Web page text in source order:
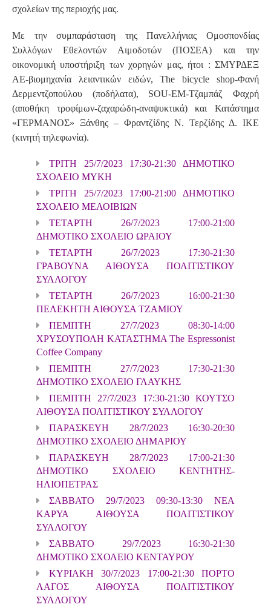
σχολείων της περιοχής μας.
Με την συμπαράσταση της Πανελλήνιας Ομοσπονδίας
Συλλόγων Εθελοντών Αιμοδοτών (ΠΟΣΕΑ) και την
οικονομική υποστήριξη των χορηγών μας, ήτοι : ΣΜΥΡΔΕΞ
ΑΕ-βιομηχανία λειαντικών ειδών, The bicycle shop-Φανή
Δερμεντζοπούλου (ποδήλατα), SOU-EM-Τζαμπάζ Φαχρή
(αποθήκη τροφίμων-ζαχαρώδη-αναψυκτικά) και Κατάστημα
«ΓΕΡΜΑΝΟΣ» Ξάνθης – Φραντζίδης Ν. Τερζίδης Δ. ΙΚΕ
(κινητή τηλεφωνία).
ΤΡΙΤΗ 25/7/2023 17:30-21:30 ΔΗΜΟΤΙΚΟ
ΣΧΟΛΕΙΟ ΜΥΚΗ
ΤΡΙΤΗ 25/7/2023 17:00-21:00 ΔΗΜΟΤΙΚΟ
ΣΧΟΛΕΙΟ ΜΕΛΟΙΒΙΩΝ
ΤΕΤΑΡΤΗ 26/7/2023 17:00-21:00
ΔΗΜΟΤΙΚΟ ΣΧΟΛΕΙΟ ΩΡΑΙΟΥ
ΤΕΤΑΡΤΗ 26/7/2023 17:30-21:30
ΓΡΑΒΟΥΝΑ ΑΙΘΟΥΣΑ ΠΟΛΙΤΙΣΤΙΚΟΥ
ΣΥΛΛΟΓΟΥ
ΤΕΤΑΡΤΗ 26/7/2023 16:00-21:30
ΠΕΛΕΚΗΤΗ ΑΙΘΟΥΣΑ ΤΖΑΜΙΟΥ
ΠΕΜΠΤΗ 27/7/2023 08:30-14:00
ΧΡΥΣΟΥΠΟΛΗ ΚΑΤΑΣΤΗΜΑ The Espressonist
Coffee Company
ΠΕΜΠΤΗ 27/7/2023 17:30-21:30
ΔΗΜΟΤΙΚΟ ΣΧΟΛΕΙΟ ΓΛΑΥΚΗΣ
ΠΕΜΠΤΗ 27/7/2023 17:30-21:30 ΚΟΥΤΣΟ
ΑΙΘΟΥΣΑ ΠΟΛΙΤΙΣΤΙΚΟΥ ΣΥΛΛΟΓΟΥ
ΠΑΡΑΣΚΕΥΗ 28/7/2023 16:30-20:30
ΔΗΜΟΤΙΚΟ ΣΧΟΛΕΙΟ ΔΗΜΑΡΙΟΥ
ΠΑΡΑΣΚΕΥΗ 28/7/2023 17:00-21:30
ΔΗΜΟΤΙΚΟ ΣΧΟΛΕΙΟ ΚΕΝΤΗΤΗΣ-
ΗΛΙΟΠΕΤΡΑΣ
ΣΑΒΒΑΤΟ 29/7/2023 09:30-13:30 ΝΕΑ
ΚΑΡΥΑ ΑΙΘΟΥΣΑ ΠΟΛΙΤΙΣΤΙΚΟΥ
ΣΥΛΛΟΓΟΥ
ΣΑΒΒΑΤΟ 29/7/2023 16:30-21:30
ΔΗΜΟΤΙΚΟ ΣΧΟΛΕΙΟ ΚΕΝΤΑΥΡΟΥ
ΚΥΡΙΑΚΗ 30/7/2023 17:00-21:30 ΠΟΡΤΟ
ΛΑΓΟΣ ΑΙΘΟΥΣΑ ΠΟΛΙΤΙΣΤΙΚΟΥ
ΣΥΛΛΟΓΟΥ